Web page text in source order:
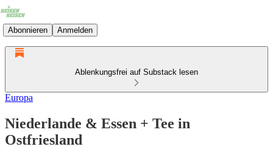
Abonnieren Anmelden
Ablenkungsfrei auf Substack lesen
Europa
Niederlande & Essen + Tee in
Ostfriesland